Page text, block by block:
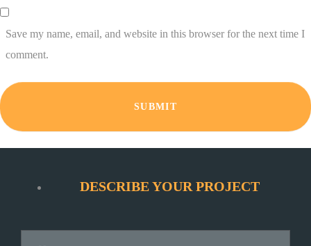
Save my name, email, and website in this browser for the next time I
comment.
SUBMIT
DESCRIBE YOUR PROJECT